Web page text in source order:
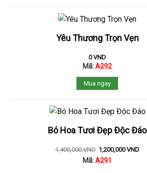
Yêu Thương Trọn Vẹn
0VND
Mã:A292
Mua ngay
Bó Hoa Tươi Đẹp Độc Đáo
1,400,000VND 1,200,000VND
Mã:A291